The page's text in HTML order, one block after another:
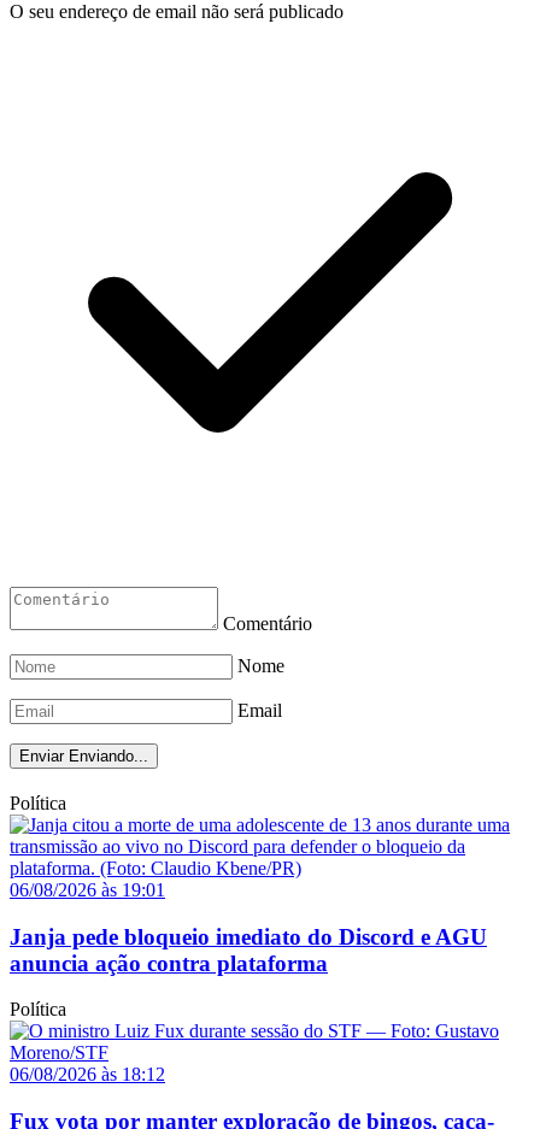
O seu endereço de email não será publicado
Comentário
Nome
Email
Enviar Enviando...
Política
06/08/2026 às 19:01
Janja pede bloqueio imediato do Discord e AGU
anuncia ação contra plataforma
Política
06/08/2026 às 18:12
Fux vota por manter exploração de bingos, caça-